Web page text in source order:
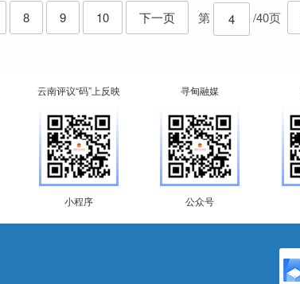
8 9 10 下一页 第 /40页
云南评议“码”上反映
小程序
寻甸融媒
公众号